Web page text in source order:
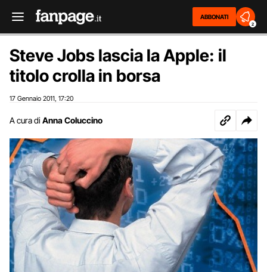
ABBONATI
2
Steve Jobs lascia la Apple: il
titolo crolla in borsa
17 Gennaio 2011 17:20
A cura di Anna Coluccino